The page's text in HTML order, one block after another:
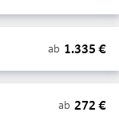
ab 1.335 €
ab 272 €